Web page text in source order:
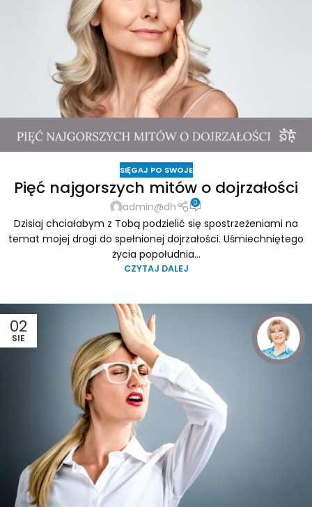
SIĘGAJ PO SWOJE
Pięć najgorszych mitów o dojrzałości
admin@dh 0
Dzisiaj chciałabym z Tobą podzielić się spostrzeżeniami na
temat mojej drogi do spełnionej dojrzałości. Uśmiechniętego
życia popołudnia...
CZYTAJ DALEJ
02
SIE